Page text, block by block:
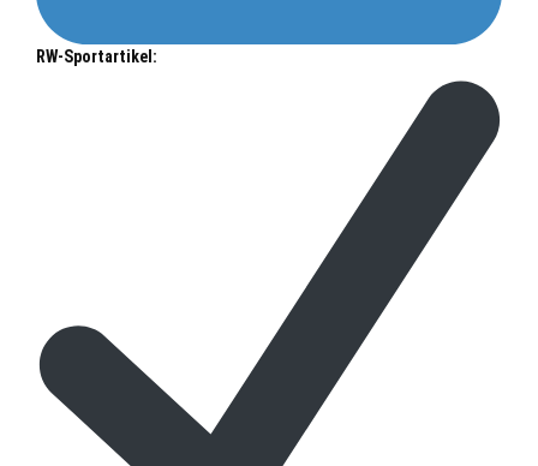
RW-Sportartikel: